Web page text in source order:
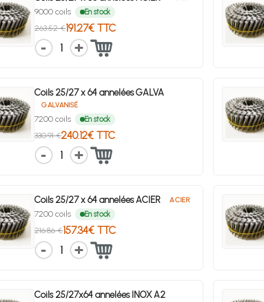
9000 coils En stock
263.52 €191.27€ TTC
1
Coils 25/27 x 64 annelées GALVA
GALVANISÉ
7200 coils En stock
330.91 €240.12€ TTC
1
Coils 25/27 x 64 annelées ACIER ACIER
7200 coils En stock
216.86 €157.34€ TTC
1
Coils 25/27x64 annelées INOX A2